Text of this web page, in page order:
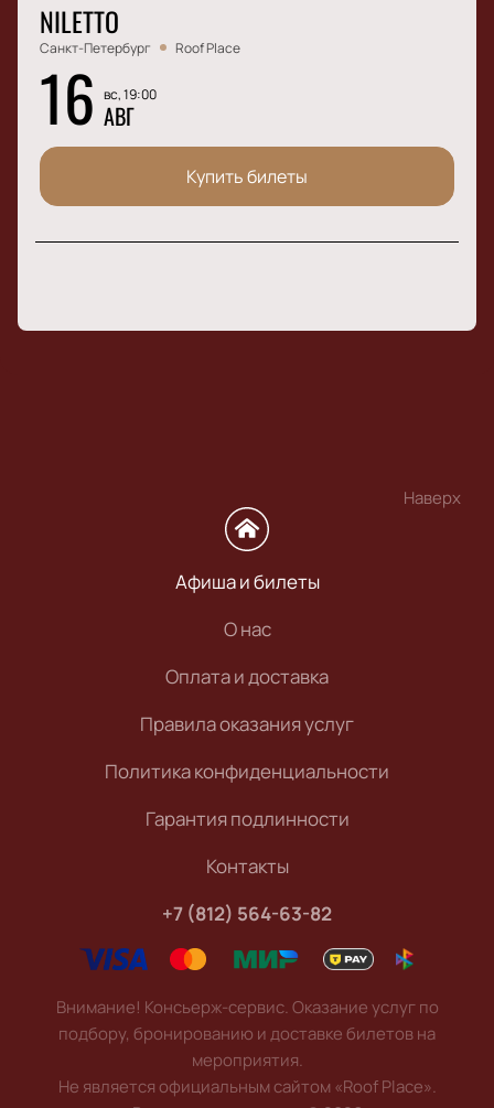
NILETTO
Санкт-Петербург Roof Place
16 вс, 19:00
АВГ
Купить билеты
Наверх
Афиша и билеты
О нас
Оплата и доставка
Правила оказания услуг
Политика конфиденциальности
Гарантия подлинности
Контакты
+7 (812) 564-63-82
Внимание! Консьерж-сервис. Оказание услуг по
подбору, бронированию и доставке билетов на
мероприятия.
Не является официальным сайтом «Roof Place».